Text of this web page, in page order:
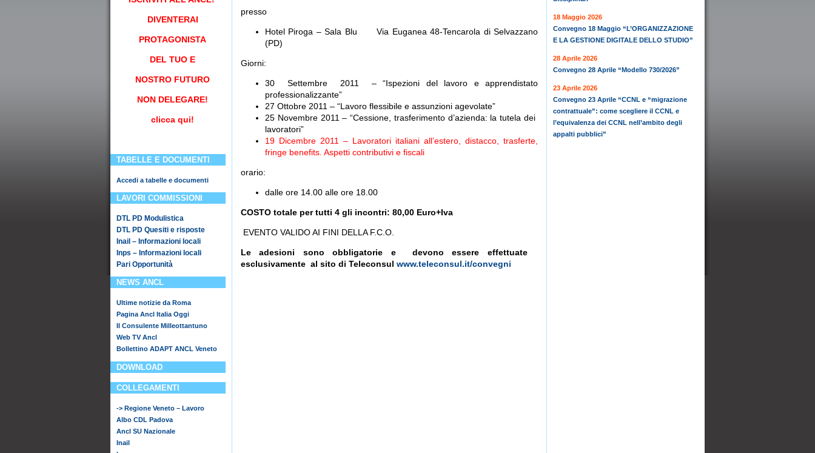
DIVENTERAI
PROTAGONISTA
DEL TUO E
NOSTRO FUTURO
NON DELEGARE!
clicca qui!
TABELLE E DOCUMENTI
Accedi a tabelle e documenti
LAVORI COMMISSIONI
DTL PD Modulistica
DTL PD Quesiti e risposte
Inail – Informazioni locali
Inps – Informazioni locali
Pari Opportunità
NEWS ANCL
Ultime notizie da Roma
Pagina Ancl Italia Oggi
Il Consulente Milleottantuno
Web TV Ancl
Bollettino ADAPT ANCL Veneto
DOWNLOAD
COLLEGAMENTI
-> Regione Veneto – Lavoro
Albo CDL Padova
Ancl SU Nazionale
Inail
presso
Hotel Piroga – Sala Blu Via Euganea 48-Tencarola di Selvazzano
(PD)
Giorni:
30 Settembre 2011 – “Ispezioni del lavoro e apprendistato
professionalizzante”
27 Ottobre 2011 – “Lavoro flessibile e assunzioni agevolate”
25 Novembre 2011 – “Cessione, trasferimento d’azienda: la tutela dei
lavoratori”
19 Dicembre 2011 – Lavoratori italiani all’estero, distacco, trasferte,
fringe benefits. Aspetti contributivi e fiscali
orario:
dalle ore 14.00 alle ore 18.00
COSTO totale per tutti 4 gli incontri: 80,00 Euro+Iva
EVENTO VALIDO AI FINI DELLA F.C.O.
Le adesioni sono obbligatorie e devono essere effettuate
esclusivamente al sito di Teleconsul www.teleconsul.it/convegni
18 Maggio 2026
Convegno 18 Maggio “L’ORGANIZZAZIONE
E LA GESTIONE DIGITALE DELLO STUDIO”
28 Aprile 2026
Convegno 28 Aprile “Modello 730/2026”
23 Aprile 2026
Convegno 23 Aprile “CCNL e “migrazione
contrattuale”: come scegliere il CCNL e
l’equivalenza dei CCNL nell’ambito degli
appalti pubblici”